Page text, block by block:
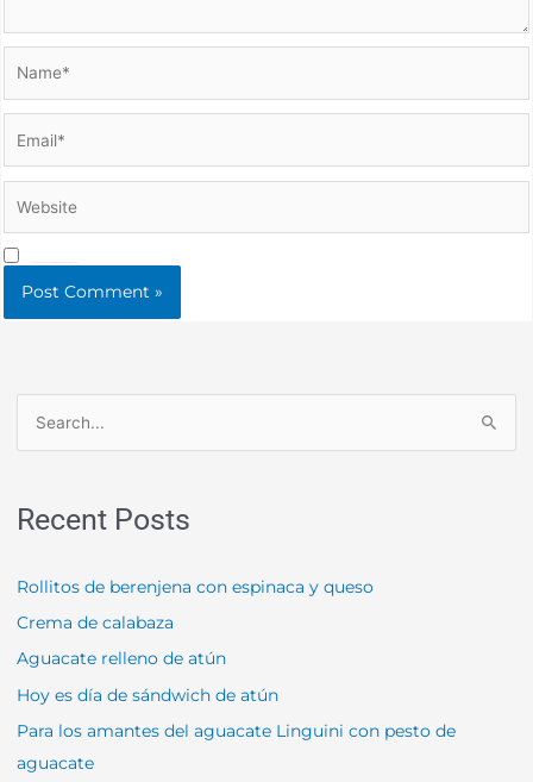
r
h
f
o
r
Recent Posts
Rollitos de berenjena con espinaca y queso
Crema de calabaza
Aguacate relleno de atún
Hoy es día de sándwich de atún
Para los amantes del aguacate Linguini con pesto de
aguacate